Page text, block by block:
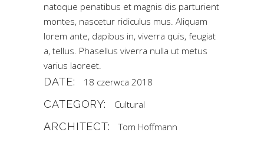
natoque penatibus et magnis dis parturient
montes, nascetur ridiculus mus. Aliquam
lorem ante, dapibus in, viverra quis, feugiat
a, tellus. Phasellus viverra nulla ut metus
varius laoreet.
DATE: 18 czerwca 2018
CATEGORY: Cultural
ARCHITECT: Tom Hoffmann